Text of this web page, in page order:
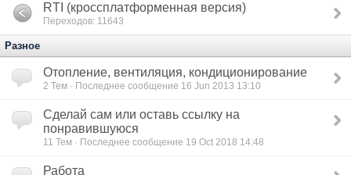
RTI (кроссплатформенная версия)
Переходов: 11643
Разное
Отопление, вентиляция, кондиционирование
2 Тем · Последнее сообщение 16 Jun 2013 13:10
Сделай сам или оставь ссылку на
понравившуюся
11 Тем · Последнее сообщение 19 Oct 2018 14:48
Работа